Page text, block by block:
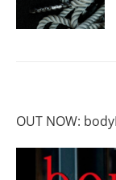
OUT NOW: